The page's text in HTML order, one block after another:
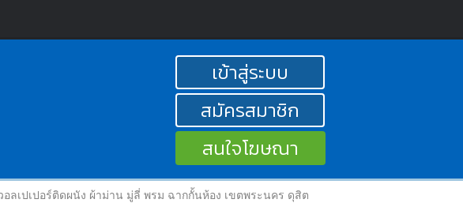
เข้าสู่ระบบ
สมัครสมาชิก
สนใจโฆษณา
อลเปเปอร์ติดผนัง ผ้าม่าน มู่ลี่ พรม ฉากกั้นห้อง เขตพระนคร ดุสิต